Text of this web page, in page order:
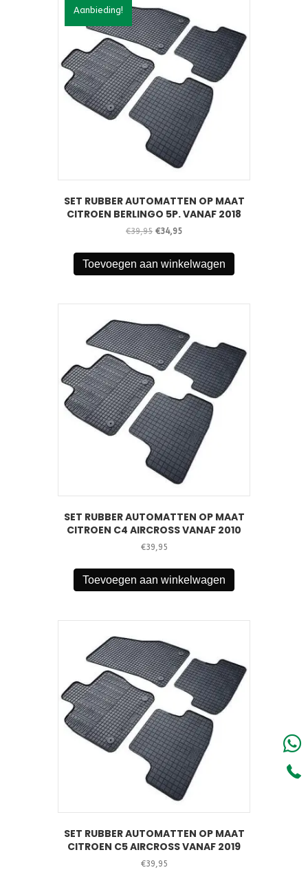
Aanbieding!
SET RUBBER AUTOMATTEN OP MAAT
CITROEN BERLINGO 5P. VANAF 2018
€39,95 Oorspronkelijke
was:
€39,95.
€34,95Huidige
is:
€34,95.
Toevoegen aan winkelwagen
SET RUBBER AUTOMATTEN OP MAAT
CITROEN C4 AIRCROSS VANAF 2010
€39,95
Toevoegen aan winkelwagen
SET RUBBER AUTOMATTEN OP MAAT
CITROEN C5 AIRCROSS VANAF 2019
€39,95